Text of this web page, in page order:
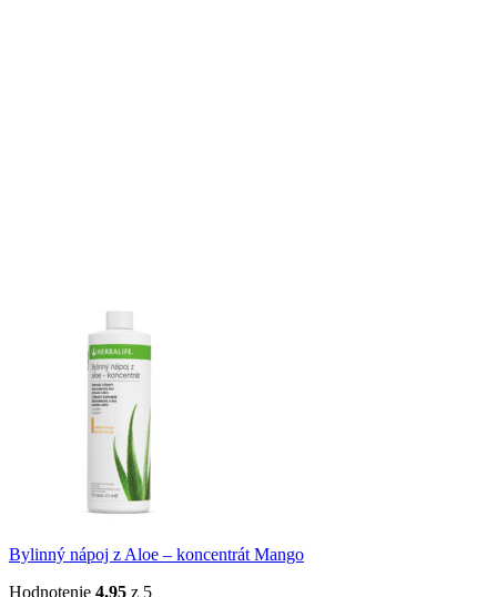
Bylinný nápoj z Aloe – koncentrát Mango
Hodnotenie 4.95 z 5